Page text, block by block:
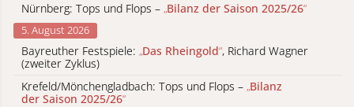
Nürnberg: Tops und Flops – „Bilanz der Saison 2025/26“
5. August 2026
Bayreuther Festspiele: „Das Rheingold“, Richard Wagner
(zweiter Zyklus)
Krefeld/Mönchengladbach: Tops und Flops – „Bilanz
der Saison 2025/26“